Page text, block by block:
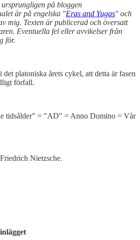
på bloggen
är på engelska "Eras and Yugas" och
mig. Texten är publicerad och översatt
Eventuella fel eller avvikelser från
för.
platoniska årets cykel, att detta är fasen
förfall.
tidsålder" = "AD" = Anno Domino = Vår
Nietzsche.